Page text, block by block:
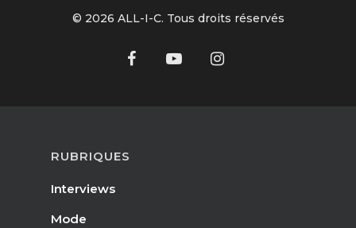
RUBRIQUES
Interviews
Mode
© 2026 ALL-I-C. Tous droits réservés